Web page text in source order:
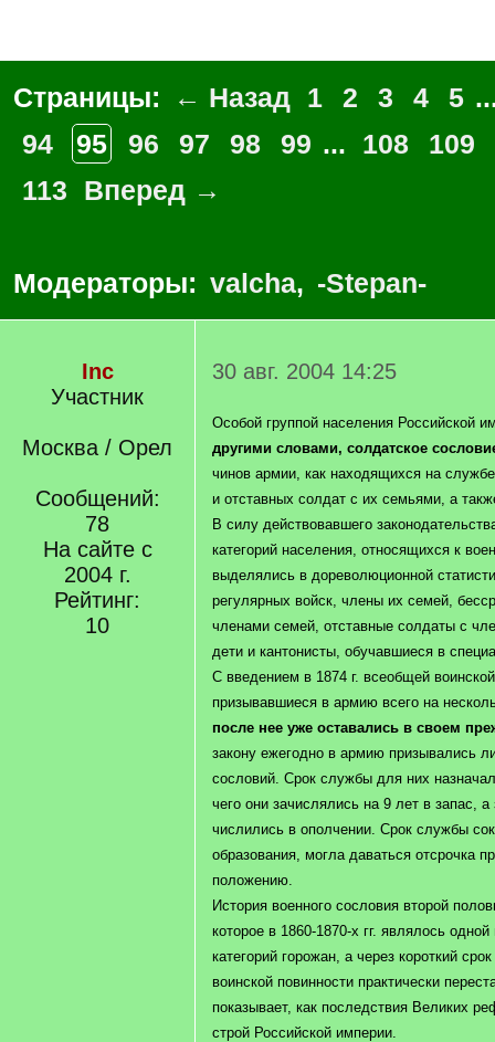
Страницы: ← Назад 1 2 3 4 5
94
95 96 97 98 99 ... 108
109
113
Вперед →
Модераторы: valcha, -Stepan-
Inc
Участник
Москва / Орел
Сообщений:
78
На сайте с
2004 г.
Рейтинг:
10
30 авг. 2004 14:25
Особой группой населения Российской
другими словами, солдатское
чинов армии, как находящихся на
и отставных солдат с их семьями, а
В силу действовавшего
категорий населения, относящихся к
выделялись в дореволюционной
регулярных войск, члены их семей,
членами семей, отставные солдаты с
дети и кантонисты, обучавшиеся в
С введением в 1874 г. всеобщей
призывавшиеся в армию всего на
после нее уже оставались в своем
закону ежегодно в армию призывались
сословий. Срок службы для них
чего они зачислялись на 9 лет в запас, а
числились в ополчении. Срок службы
образования, могла даваться отсрочка
положению.
История военного сословия второй
которое в 1860-1870-х гг. являлось
категорий горожан, а через короткий
воинской повинности практически
показывает, как последствия Великих
строй Российской империи.